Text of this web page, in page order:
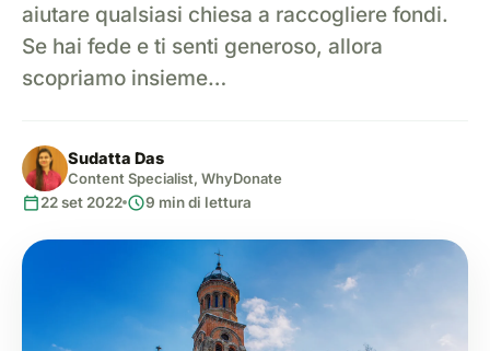
aiutare qualsiasi chiesa a raccogliere fondi.
Se hai fede e ti senti generoso, allora
scopriamo insieme…
Sudatta Das
Content Specialist, WhyDonate
calendar_today22 set 2022 schedule9 min di lettura